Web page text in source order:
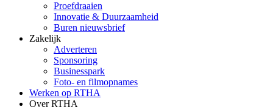
Proefdraaien
Innovatie & Duurzaamheid
Buren nieuwsbrief
Zakelijk
Adverteren
Sponsoring
Businesspark
Foto- en filmopnames
Werken op RTHA
Over RTHA